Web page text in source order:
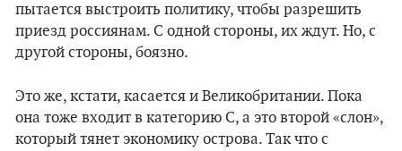
пытается выстроить политику, чтобы разрешить
приезд россиянам. С одной стороны, их ждут. Но, с
другой стороны, боязно.
Это же, кстати, касается и Великобритании. Пока
она тоже входит в категорию С, а это второй «слон»,
который тянет экономику острова. Так что с